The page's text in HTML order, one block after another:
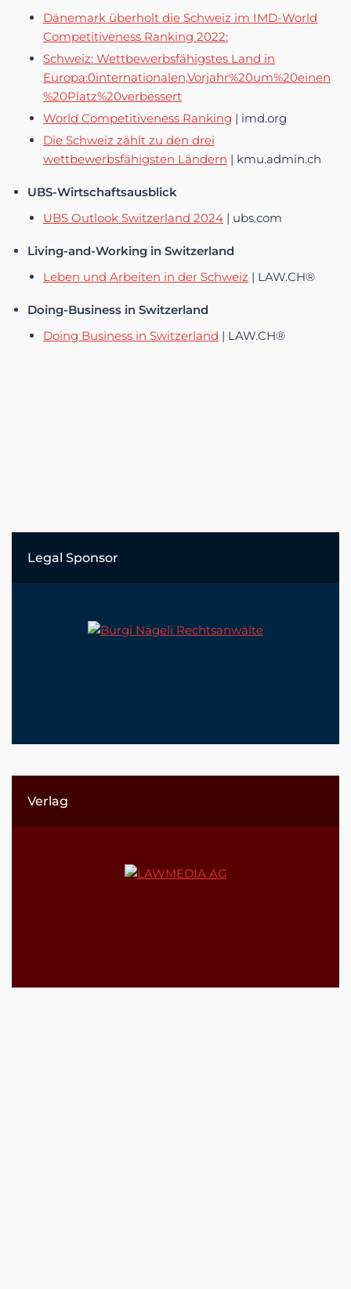
Dänemark überholt die Schweiz im IMD-World
Competitiveness Ranking 2022:
Schweiz: Wettbewerbsfähigstes Land in
Europa:0internationalen,Vorjahr%20um%20einen
%20Platz%20verbessert
World Competitiveness Ranking | imd.org
Die Schweiz zählt zu den drei
wettbewerbsfähigsten Ländern | kmu.admin.ch
UBS-Wirtschaftsausblick
UBS Outlook Switzerland 2024 | ubs.com
Living-and-Working in Switzerland
Leben und Arbeiten in der Schweiz | LAW.CH®
Doing-Business in Switzerland
Doing Business in Switzerland | LAW.CH®
Legal Sponsor
Verlag